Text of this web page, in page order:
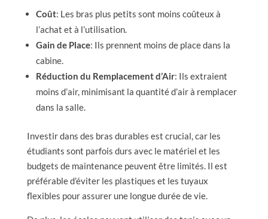
Coût: Les bras plus petits sont moins coûteux à
l’achat et à l’utilisation.
Gain de Place: Ils prennent moins de place dans la
cabine.
Réduction du Remplacement d’Air: Ils extraient
moins d’air, minimisant la quantité d’air à remplacer
dans la salle.
Investir dans des bras durables est crucial, car les
étudiants sont parfois durs avec le matériel et les
budgets de maintenance peuvent être limités. Il est
préférable d’éviter les plastiques et les tuyaux
flexibles pour assurer une longue durée de vie.